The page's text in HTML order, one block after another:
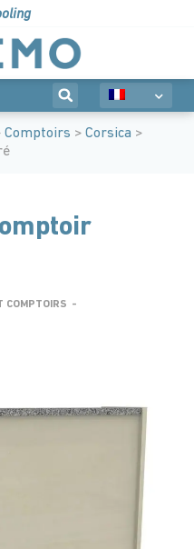
Comptoirs > Corsica >
COMPTOIRS -